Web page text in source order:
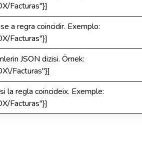
Facturas"}]
a regra coincidir. Exemplo:
Facturas"}]
JSON dizisi. Örnek:
Facturas"}]
la regla coincideix. Exemple:
Facturas"}]